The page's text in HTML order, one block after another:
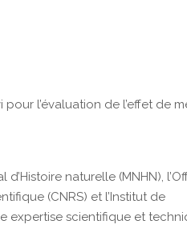
l’évaluation de l’effet de
naturelle (MNHN),
(CNRS) et l’Institut de
expertise scientifique et